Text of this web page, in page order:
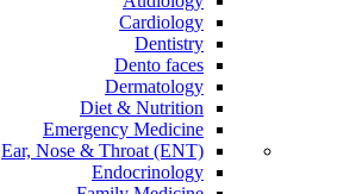
Cardiology
Dentistry
Dento faces
Dermatology
Diet & Nutrition
Emergency Medicine
Ear, Nose & Throat (ENT)
Endocrinology